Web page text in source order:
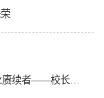
学有所得，行有所向，做百卅川大的薪火赓续者——校长汪劲松在四川大学2026届学生毕业典礼上的...